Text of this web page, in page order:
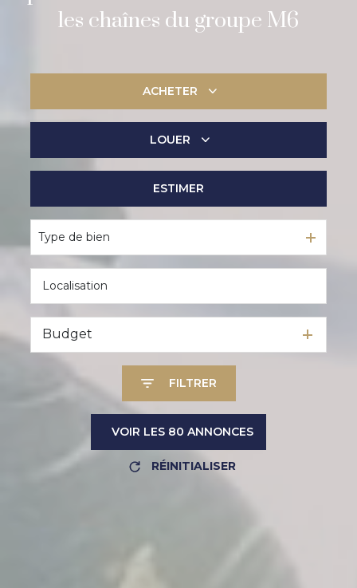
les chaînes du groupe M6
ACHETER
LOUER
ESTIMER
Type de bien
Budget
FILTRER
VOIR LES 80 ANNONCES
RÉINITIALISER